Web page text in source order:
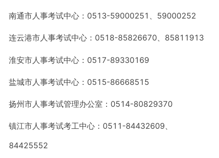
南通市人事考试中心：0513-59000251、59000252
连云港市人事考试中心：0518-85826670、85811913
淮安市人事考试中心：0517-89330169
盐城市人事考试中心：0515-86668515
扬州市人事考试管理办公室：0514-80829370
镇江市人事考试考工中心：0511-84432609、
84425552